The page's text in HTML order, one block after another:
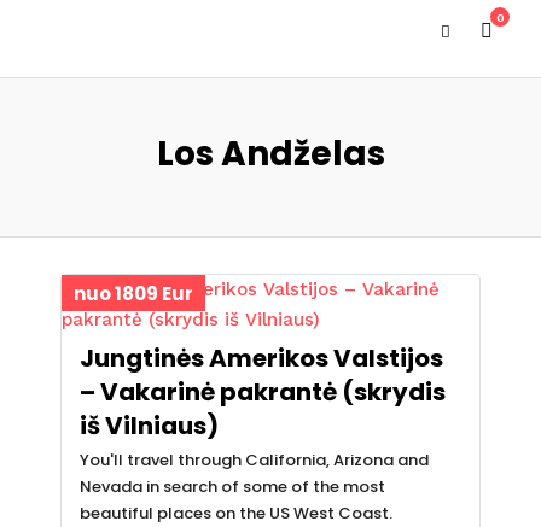
0
Los Andželas
nuo 1809 Eur
Jungtinės Amerikos Valstijos
– Vakarinė pakrantė (skrydis
iš Vilniaus)
You'll travel through California, Arizona and
Nevada in search of some of the most
beautiful places on the US West Coast.